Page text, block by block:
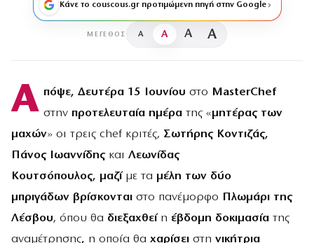
Κάνε το couscous.gr προτιμώμενη πηγή στην Google
ΜΈΓΕΘΟΣ A A A A
Α πόψε, Δευτέρα 15 Ιουνίου στο MasterChef
στην προτελευταία ημέρατης «μητέρας των
μαχών» οι τρεις chef κριτές, Σωτήρης Κοντιζάς,
Πάνος Ιωαννίδηςκαι Λεωνίδας
Κουτσόπουλος, μαζί με τα μέλη των δύο
μπριγάδων βρίσκονται στο πανέμορφο Πλωμάρι της
Λέσβου, όπου θα διεξαχθεί η έβδομη δοκιμασία της
αναμέτρησης, η οποία θα χαρίσει στη νικήτρια